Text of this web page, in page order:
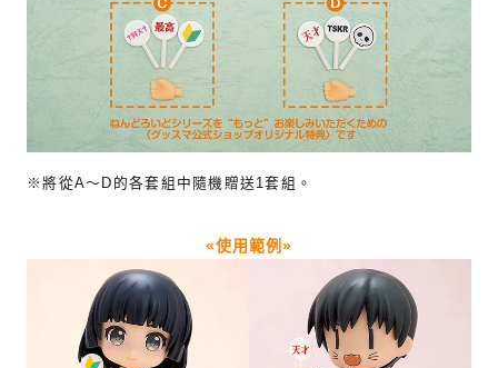
※將從A～D的各套組中隨機贈送1套組。
«使用範例»